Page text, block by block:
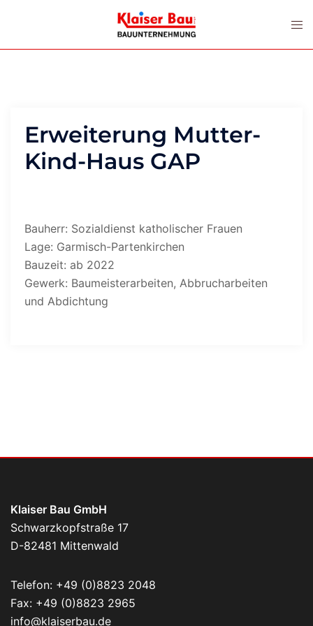
Erweiterung Mutter-
Kind-Haus GAP
Bauherr: Sozialdienst katholischer Frauen
Lage: Garmisch-Partenkirchen
Bauzeit: ab 2022
Gewerk: Baumeisterarbeiten, Abbrucharbeiten
und Abdichtung
Klaiser Bau GmbH
Schwarzkopfstraße 17
D-82481 Mittenwald
Telefon: +49 (0)8823 2048
Fax: +49 (0)8823 2965
info@klaiserbau.de